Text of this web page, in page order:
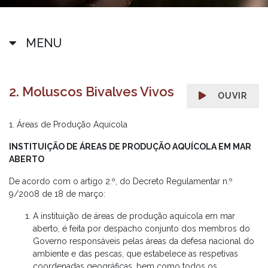
MENU
OUVIR
2. Moluscos Bivalves Vivos
1. Áreas de Produção Aquícola
INSTITUIÇÃO DE ÁREAS DE PRODUÇÃO AQUÍCOLA EM MAR
ABERTO
De acordo com o artigo 2.º, do Decreto Regulamentar n.º
9/2008 de 18 de março:
A instituição de áreas de produção aquícola em mar
aberto, é feita por despacho conjunto dos membros do
Governo responsáveis pelas áreas da defesa nacional do
ambiente e das pescas, que estabelece as respetivas